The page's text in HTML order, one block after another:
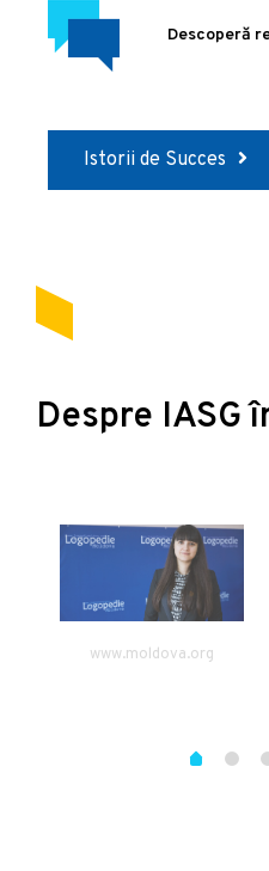
Descoperă
Istorii de Succes
Despre IASG
www.moldova.org